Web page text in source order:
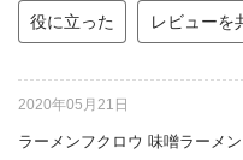
役に立った レビューを
2020年05月21日
ラーメンフクロウ 味噌ラーメ